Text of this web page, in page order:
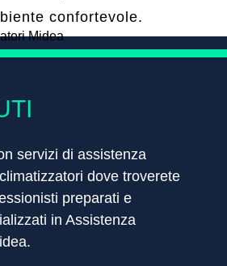
confortevole.
SOLO FUORI
servizi di assistenza
dove troverete
preparati e
in Assistenza